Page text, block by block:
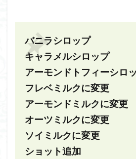
バニラシロップ
キャラメルシロップ
アーモンドトフィーシロ
フレベミルクに変更
アーモンドミルクに変更
オーツミルクに変更
ソイミルクに変更
ショット追加